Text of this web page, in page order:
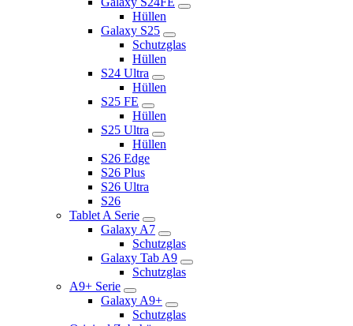
Hüllen
Galaxy S25
Schutzglas
Hüllen
S24 Ultra
Hüllen
S25 FE
Hüllen
S25 Ultra
Hüllen
S26 Edge
S26 Plus
S26 Ultra
S26
Tablet A Serie
Galaxy A7
Schutzglas
Galaxy Tab A9
Schutzglas
A9+ Serie
Galaxy A9+
Schutzglas